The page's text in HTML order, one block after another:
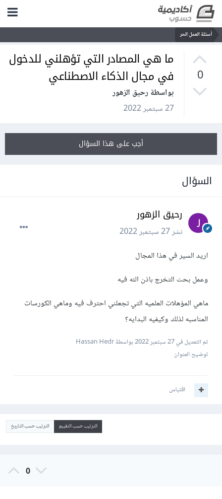
أسئلة العمل الحر
0
ما هي المصادر التي تؤهلني للدخول
في مجال الذكاء الاصطناعي
بواسطة رحيق الزهور
27 سبتمبر 2022
أجب على هذا السؤال
السؤال
رحيق الزهور
نشر27 سبتمبر 2022
اريد السير في هذا المجال
وعمل بحث التخرج باذن الله فيه
ماهي المؤهلات العلميه التي تجعلني احترف فيه وماهي الكورسات
المناسبه لذلك وكيفيه البدايه؟
تم التعديل في27 سبتمبر 2022
بواسطة Hassan Hedr
توضيح العنوان
اقتباس
الترتيب حسب التقييم الترتيب حسب التاريخ
0